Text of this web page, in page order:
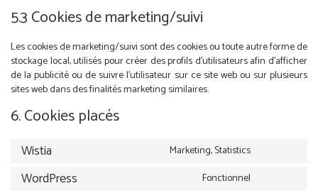
5.3 Cookies de marketing/suivi
Les cookies de marketing/suivi sont des cookies ou toute autre forme de
stockage local, utilisés pour créer des profils d’utilisateurs afin d’afficher
de la publicité ou de suivre l’utilisateur sur ce site web ou sur plusieurs
sites web dans des finalités marketing similaires.
6. Cookies placés
Wistia Marketing, Statistics
WordPress Fonctionnel